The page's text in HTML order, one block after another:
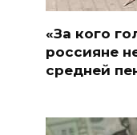
«За кого
россияне
средней